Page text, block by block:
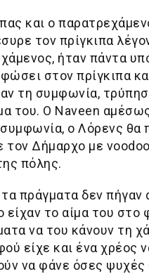
και ο
τον πρίγκιπα
ήταν πάντα
στον πρίγκιπα
τη συμφωνία,
του. O Naveen
ο Λόρενς θα
Δήμαρχο με
πόλης.
πράγματα δεν
είχαν το αίμα του στο
να του κάνουν τη
είχε και ένα χρέος
να φάνε όσες